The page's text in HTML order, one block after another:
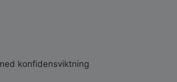
konfidensviktning